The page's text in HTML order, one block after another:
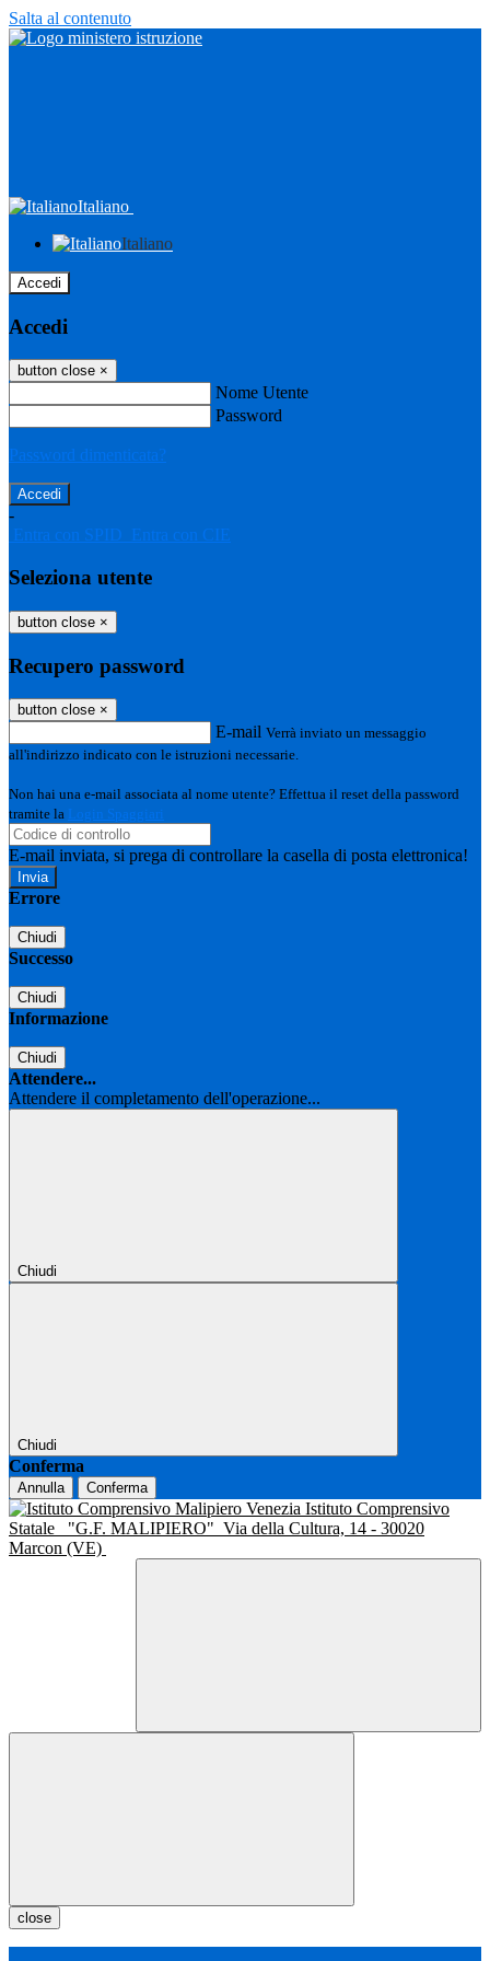
Salta al contenuto
Italiano
Italiano
Accedi
Accedi
button close ×
Nome Utente
Password
Password dimenticata?
-
Entra con SPID
Entra con CIE
Seleziona utente
button close ×
Recupero password
button close ×
E-mail Verrà inviato un messaggio
all'indirizzo indicato con le istruzioni necessarie.
Non hai una e-mail associata al nome utente? Effettua il reset della password
tramite la Login Spaggiari
E-mail inviata, si prega di controllare la casella di posta elettronica!
Errore
Chiudi
Successo
Chiudi
Informazione
Chiudi
Attendere...
Attendere il completamento dell'operazione...
Chiudi
Chiudi
Conferma
Annulla Conferma
Istituto Comprensivo
Statale
"G.F. MALIPIERO" Via della Cultura, 14 - 30020
Marcon (VE)
close